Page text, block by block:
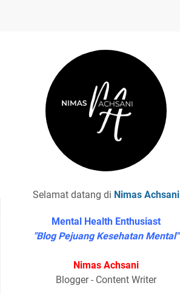
Selamat datang di Nimas Achsani
Mental Health Enthusiast
"Blog Pejuang Kesehatan Mental"
Nimas Achsani
Blogger - Content Writer